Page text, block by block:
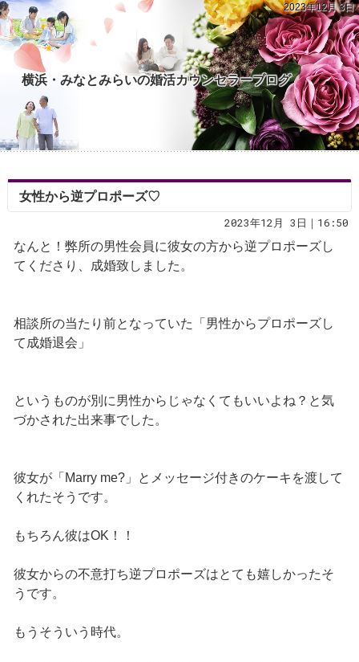
2023年12月 3日
横浜・みなとみらいの婚活カウンセラーブログ
女性から逆プロポーズ♡
2023年12月 3日｜16:50
なんと！弊所の男性会員に彼女の方から逆プロポーズし
てくださり、成婚致しました。
相談所の当たり前となっていた「男性からプロポーズし
て成婚退会」
というものが別に男性からじゃなくてもいいよね？と気
づかされた出来事でした。
彼女が「Marry me?」とメッセージ付きのケーキを渡して
くれたそうです。
もちろん彼はOK！！
彼女からの不意打ち逆プロポーズはとても嬉しかったそ
うです。
もうそういう時代。